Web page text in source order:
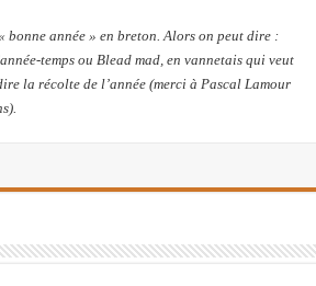
bonne année » en breton. Alors on peut dire :
temps ou Blead mad, en vannetais qui veut
la récolte de l’année (merci à Pascal Lamour